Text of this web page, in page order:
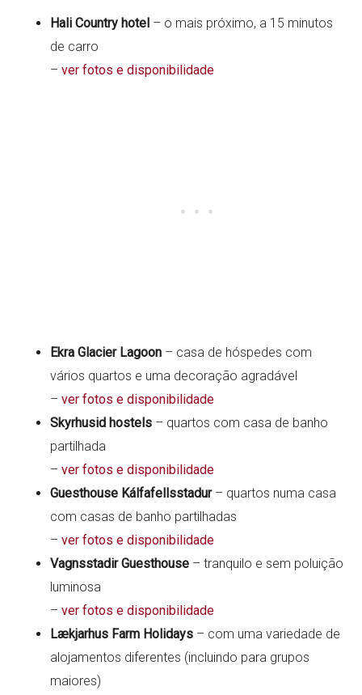
Hali Country hotel – o mais próximo, a 15 minutos
de carro
–ver fotos e disponibilidade
Ekra Glacier Lagoon – casa de hóspedes com
vários quartos e uma decoração agradável
–ver fotos e disponibilidade
Skyrhusid hostels – quartos com casa de banho
partilhada
–ver fotos e disponibilidade
Guesthouse Kálfafellsstadur– quartos numa casa
com casas de banho partilhadas
–ver fotos e disponibilidade
Vagnsstadir Guesthouse – tranquilo e sem poluição
luminosa
–ver fotos e disponibilidade
Lækjarhus Farm Holidays – com uma variedade de
alojamentos diferentes (incluindo para grupos
maiores)